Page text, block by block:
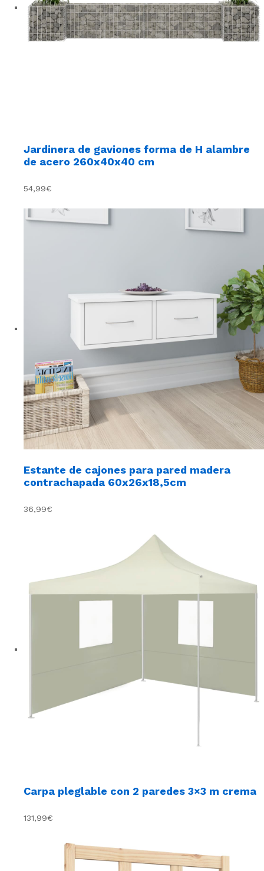
Jardinera de gaviones forma de H alambre
de acero 260x40x40 cm
54,99€
Estante de cajones para pared madera
contrachapada 60x26x18,5cm
36,99€
Carpa pleglable con 2 paredes 3×3 m crema
131,99€